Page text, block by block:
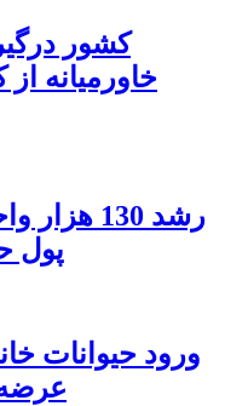
خاورمیانه
پول
ورود حیوانات